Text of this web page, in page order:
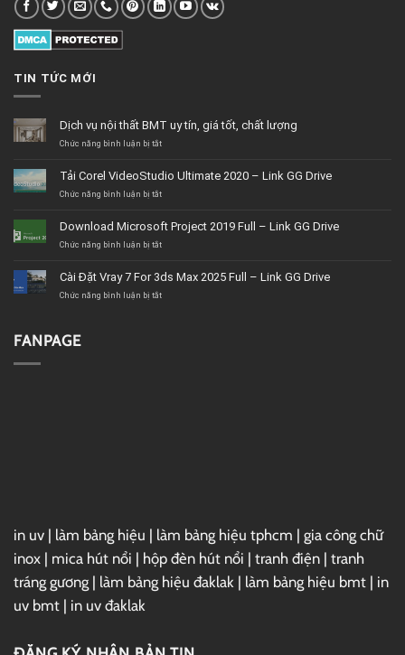
TIN TỨC MỚI
Dịch vụ nội thất BMT uy tín, giá tốt, chất lượng
Chức năng bình luận bị tắtở
nội
thất
tín,
giá
lượng
Tải Corel VideoStudio Ultimate 2020 – Link GG Drive
Chức năng bình luận bị tắtở
VideoStudio
Ultimate
Link
GG
Download Microsoft Project 2019 Full – Link GG Drive
Chức năng bình luận bị tắtở
Project
2019
Cài Đặt Vray 7 For 3ds Max 2025 Full – Link GG Drive
Chức năng bình luận bị tắtở
FANPAGE
in uv | làm bảng hiệu | làm bảng hiệu tphcm | gia công chữ
inox | mica hút nổi | hộp đèn hút nổi | tranh điện | tranh
tráng gương | làm bảng hiệu đaklak | làm bảng hiệu bmt | in
uv bmt | in uv đaklak